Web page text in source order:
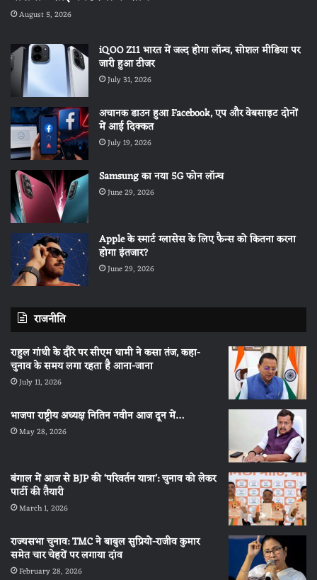
August 5, 2026
iQOO Z11 भारत में जल्द होगा लॉन्च, सोशल मीडिया पर
जारी हुआ टीजर
July 31, 2026
अचानक डाउन हुआ Facebook, एप और वेबसाइट दोनों
में आई दिक्कत
July 19, 2026
Samsung का नया 5G फोन लॉन्च
June 29, 2026
Apple के स्मार्ट ग्लासेस के लिए फैन्स को कितना करना
होगा इंतजार?
June 29, 2026
राजनीति
राहुल गांधी के दौरे पर सीएम धामी ने कसा तंज, कहा-
चुनाव के समय लगा रहता है आना-जाना
July 11, 2026
भाजपा राष्ट्रीय अध्यक्ष नितिन नवीन आज दून में…
May 28, 2026
बंगाल में आज से BJP की ‘परिवर्तन यात्रा’: चुनाव को लेकर
पार्टी की तैयारी
March 1, 2026
राज्यसभा चुनाव: TMC ने बाबुल सुप्रियो-राजीव कुमार
समेत चार चेहरों पर लगाया दांव
February 28, 2026